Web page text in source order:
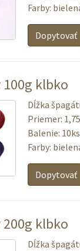
Farby:
Dopytovať
klbko
Dĺžka
Priemer:
Balenie: 10ks
Farby:
Dopytovať
klbko
Dĺžka